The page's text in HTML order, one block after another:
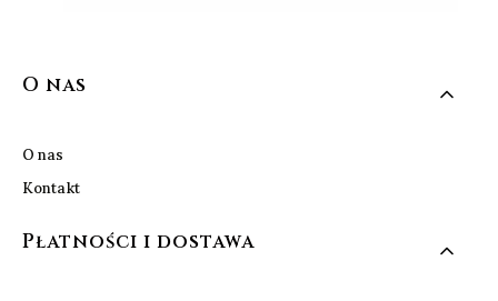
Linki w stopce
O nas
O nas
Kontakt
Płatności i dostawa